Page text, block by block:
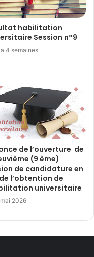
habilitation
Session n°9
4 semaines
de l’ouverture de
(9 ème)
de candidature en
l’obtention de
universitaire
2026